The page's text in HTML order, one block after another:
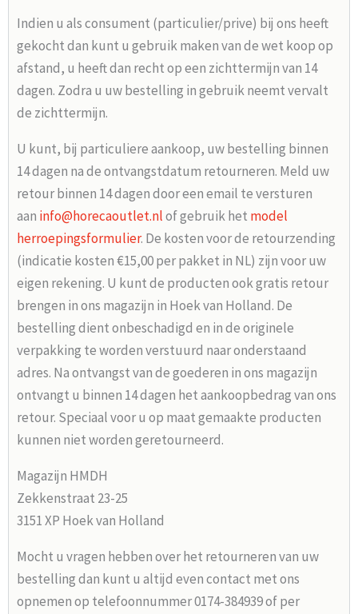
Indien u als consument (particulier/prive) bij ons heeft
gekocht dan kunt u gebruik maken van de wet koop op
afstand, u heeft dan recht op een zichttermijn van 14
dagen. Zodra u uw bestelling in gebruik neemt vervalt
de zichttermijn.
U kunt, bij particuliere aankoop, uw bestelling binnen
14 dagen na de ontvangstdatum retourneren. Meld uw
retour binnen 14 dagen door een email te versturen
aan info@horecaoutlet.nlof gebruik het model
herroepingsformulier. De kosten voor de retourzending
(indicatie kosten €15,00 per pakket in NL) zijn voor uw
eigen rekening. U kunt de producten ook gratis retour
brengen in ons magazijn in Hoek van Holland. De
bestelling dient onbeschadigd en in de originele
verpakking te worden verstuurd naar onderstaand
adres. Na ontvangst van de goederen in ons magazijn
ontvangt u binnen 14 dagen het aankoopbedrag van ons
retour. Speciaal voor u op maat gemaakte producten
kunnen niet worden geretourneerd.
Magazijn HMDH
Zekkenstraat 23-25
3151 XP Hoek van Holland
Mocht u vragen hebben over het retourneren van uw
bestelling dan kunt u altijd even contact met ons
opnemen op telefoonnummer 0174-384939 of per